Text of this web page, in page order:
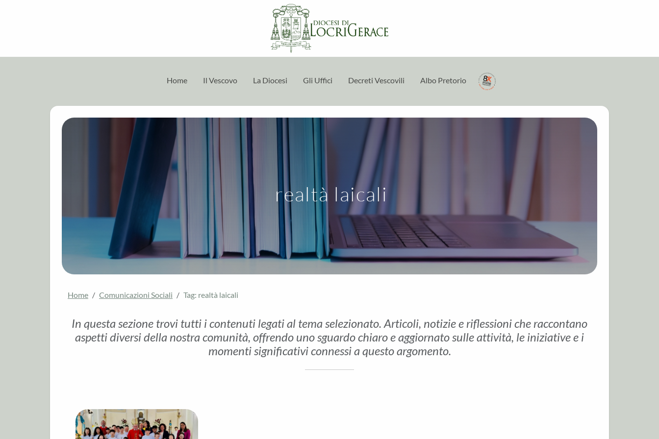
Home Il Vescovo La Diocesi Gli Uffici Decreti Vescovili Albo Pretorio
realtà laicali
Home Comunicazioni Sociali Tag: realtà laicali
In questa sezione trovi tutti i contenuti legati al tema selezionato. Articoli, notizie e riflessioni che raccontano
aspetti diversi della nostra comunità, offrendo uno sguardo chiaro e aggiornato sulle attività, le iniziative e i
momenti significativi connessi a questo argomento.